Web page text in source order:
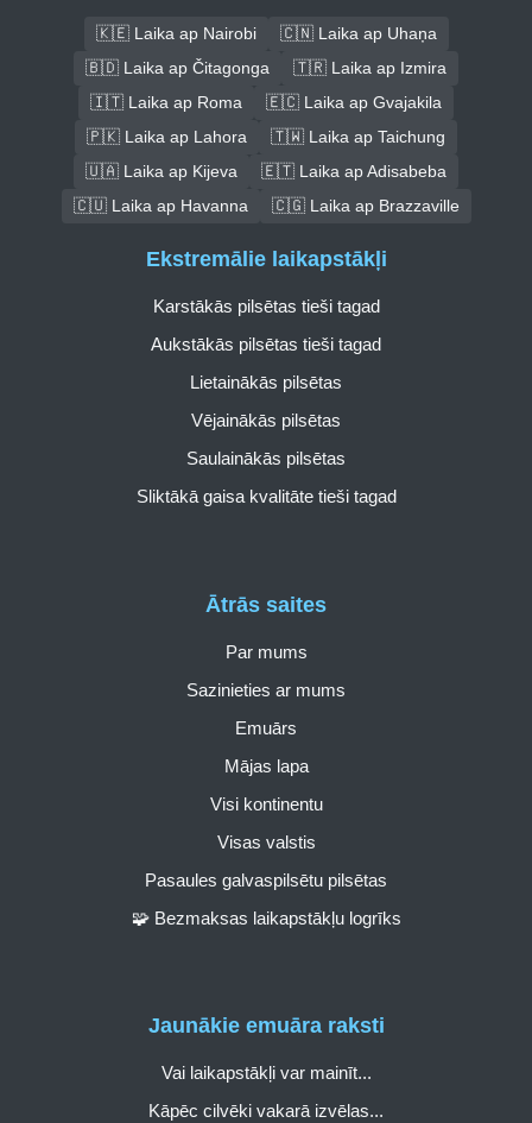
🇰🇪 Laika ap Nairobi
🇨🇳 Laika ap Uhaņa
🇧🇩 Laika ap Čitagonga
🇹🇷 Laika ap Izmira
🇮🇹 Laika ap Roma
🇪🇨 Laika ap Gvajakila
🇵🇰 Laika ap Lahora
🇹🇼 Laika ap Taichung
🇺🇦 Laika ap Kijeva
🇪🇹 Laika ap Adisabeba
🇨🇺 Laika ap Havanna
🇨🇬 Laika ap Brazzaville
Ātrās saites
Par mums
Sazinieties ar mums
Emuārs
Mājas lapa
Visi kontinentu
Visas valstis
Pasaules galvaspilsētu pilsētas
🧩 Bezmaksas laikapstākļu logrīks
Ekstremālie laikapstākļi
Karstākās pilsētas tieši tagad
Aukstākās pilsētas tieši tagad
Lietainākās pilsētas
Vējainākās pilsētas
Saulainākās pilsētas
Sliktākā gaisa kvalitāte tieši tagad
Jaunākie emuāra raksti
Vai laikapstākļi var mainīt...
Kāpēc cilvēki vakarā izvēlas...